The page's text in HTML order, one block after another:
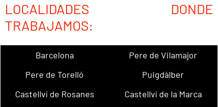
LOCALIDADES DONDE
TRABAJAMOS:
Barcelona
Pere de Vilamajor
Pere de Torelló
Puigdàlber
Castellví de Rosanes
Castellví de la Marca